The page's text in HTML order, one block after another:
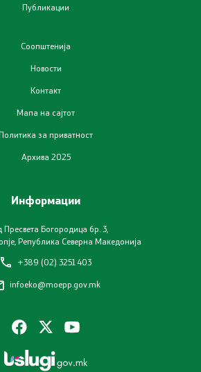
еден клик до сите услуги
Публикации
Соопштенија
Новости
Контакт
Мапа на сајтот
за приватност
Архива 2025
Информации
Богородица бр. 3,
Република Северна Македонија
+389 (02) 3251 403
infoeko@moepp.gov.mk